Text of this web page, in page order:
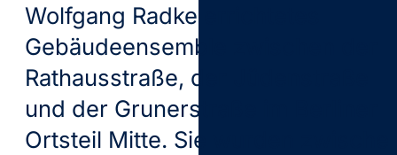
Wolfgang Radke errichtetes
Gebäudeensemble zwischen der
Rathausstraße, der Jüdenstraße
und der Grunerstraße im Berliner
Ortsteil Mitte. Sie wurden